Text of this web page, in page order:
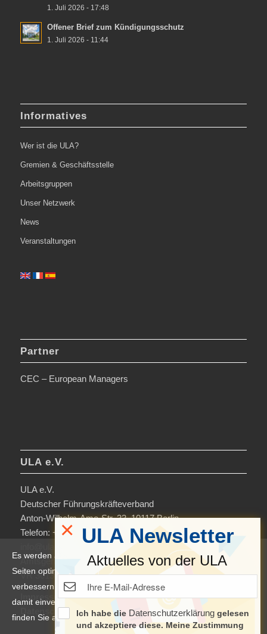
1. Juli 2026 - 17:48
Offener Brief zum Kündigungsschutz
1. Juli 2026 - 11:44
Informatives
Wer ist die ULA?
Gremien & Geschäftsstelle
Arbeitsgruppen
Unser Netzwerk
News
Veranstaltungen
Partner
CEC – European Managers
ULA e.V.
ULA e.V.
Deutscher Führungskräfteverband
Anton-Wilhelm-Amo-Str. 33, 10117 Berlin
Telefon: +49 30-306963-0
Amtsgericht Charlottenburg
VR 36138 B
Impressum
Datenschutzerklärung & Nutzungsbedingungen
Es werden auf dieser Website Cookies verwendet, um die
Seiten optimiert darzustellen und das Nutzererlebnis zu
verbessern. Durch die Nutzung unserer Seiten erklären Sie sich
damit einverstanden. Weitere Informationen und Einstellungen
finden Sie auch in der Datenschutzerklärung.
ULA Newsletter
Aktuelles von der ULA
Ich habe die Datenschutzerklärunggelesen
und akzeptiere diese. Meine Zustimmung
×